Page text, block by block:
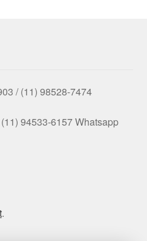
/ (11) 98528-7474
94533-6157 Whatsapp
.